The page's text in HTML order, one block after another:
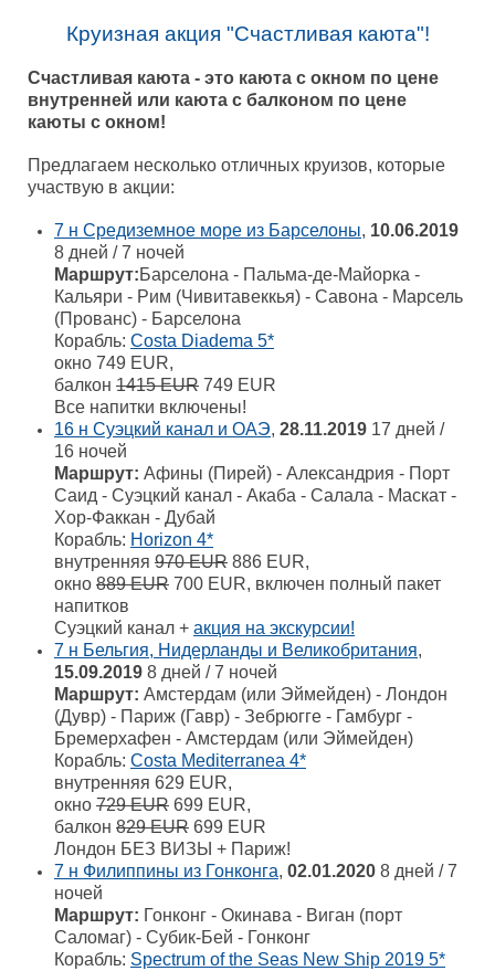
Круизная акция "Счастливая каюта"!
Счастливая каюта - это каюта с окном по цене
внутренней или каюта с балконом по цене
каюты с окном!
Предлагаем несколько отличных круизов, которые
участвую в акции:
7 н Средиземное море из Барселоны, 10.06.2019
8 дней / 7 ночей
Маршрут:Барселона - Пальма-де-Майорка -
Кальяри - Рим (Чивитавеккья) - Савона - Марсель
(Прованс) - Барселона
Корабль: Costa Diadema 5*
окно 749 EUR,
балкон 1415 EUR 749 EUR
Все напитки включены!
16 н Суэцкий канал и ОАЭ, 28.11.2019 17 дней /
16 ночей
Маршрут: Афины (Пирей) - Александрия - Порт
Саид - Суэцкий канал - Акаба - Салала - Маскат -
Хор-Факкан - Дубай
Корабль: Horizon 4*
внутренняя 970 EUR 886 EUR,
окно 889 EUR 700 EUR, включен полный пакет
напитков
Суэцкий канал + акция на экскурсии!
7 н Бельгия, Нидерланды и Великобритания,
15.09.2019 8 дней / 7 ночей
Маршрут: Амстердам (или Эймейден) - Лондон
(Дувр) - Париж (Гавр) - Зебрюгге - Гамбург -
Бремерхафен - Амстердам (или Эймейден)
Корабль: Costa Mediterranea 4*
внутренняя 629 EUR,
окно 729 EUR 699 EUR,
балкон 829 EUR 699 EUR
Лондон БЕЗ ВИЗЫ + Париж!
7 н Филиппины из Гонконга, 02.01.2020 8 дней / 7
ночей
Маршрут: Гонконг - Окинава - Виган (порт
Саломаг) - Субик-Бей - Гонконг
Корабль: Spectrum of the Seas New Ship 2019 5*